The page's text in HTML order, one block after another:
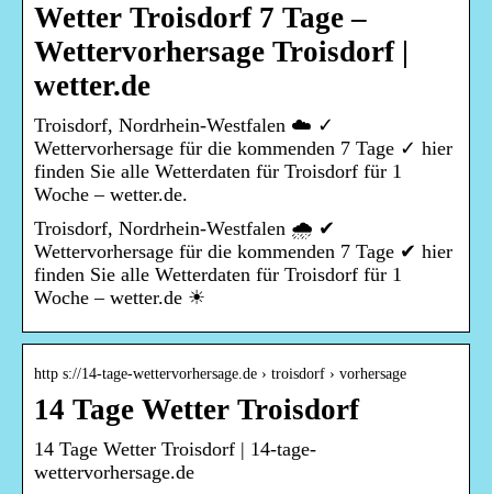
Wetter Troisdorf 7 Tage –
Wettervorhersage Troisdorf |
wetter.de
Troisdorf, Nordrhein-Westfalen ☁️ ✓
Wettervorhersage für die kommenden 7 Tage ✓ hier
finden Sie alle Wetterdaten für Troisdorf für 1
Woche – wetter.de.
Troisdorf, Nordrhein-Westfalen 🌧️ ✔
Wettervorhersage für die kommenden 7 Tage ✔ hier
finden Sie alle Wetterdaten für Troisdorf für 1
Woche – wetter.de ☀
http s://14-tage-wettervorhersage.de › troisdorf › vorhersage
14 Tage Wetter Troisdorf
14 Tage Wetter Troisdorf | 14-tage-
wettervorhersage.de